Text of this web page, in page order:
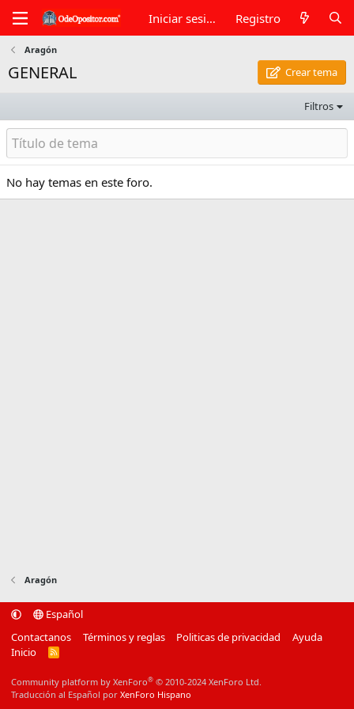
Iniciar sesión Registro
Aragón
GENERAL Crear tema
Filtros
No hay temas en este foro.
Aragón
Español
Contactanos
Términos y reglas Politicas de privacidad
Ayuda
Inicio
R
Community platform by XenForo® © 2010-2024 XenForo Ltd.
Traducción al Español por XenForo Hispano